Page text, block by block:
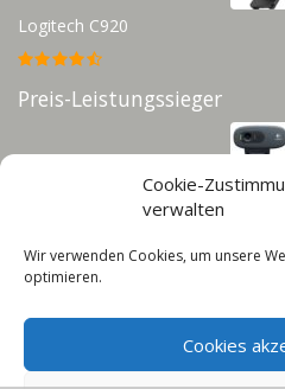
Cookie-
verwalten
Wir verwenden Cookies, um unsere
optimieren.
Cookies
Logitech C920
Preis-Leistungssieger
Infos
Cookie-Richtlinie (EU)